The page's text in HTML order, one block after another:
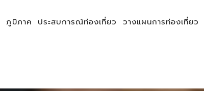
ภูมิภาค ประสบการณ์ท่องเที่ยว วางแผนการท่องเที่ยว